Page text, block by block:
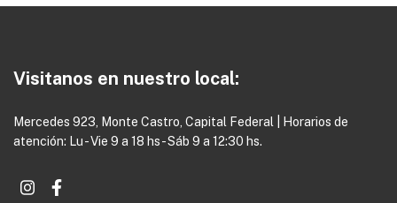
Visitanos en nuestro local:
Mercedes 923, Monte Castro, Capital Federal | Horarios de
atención: Lu - Vie 9 a 18 hs - Sáb 9 a 12:30 hs.